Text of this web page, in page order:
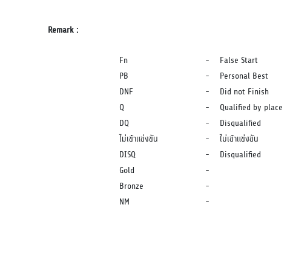
Remark :
Fn - False Start
PB
- Personal Best
DNF
- Did not Finish
Q
- Qualified by place
DQ
- Disqualified
ไม่เข้าแข่งขัน
- ไม่เข้าแข่งขัน
DISQ
- Disqualified
Gold
-
Bronze
-
NM
-